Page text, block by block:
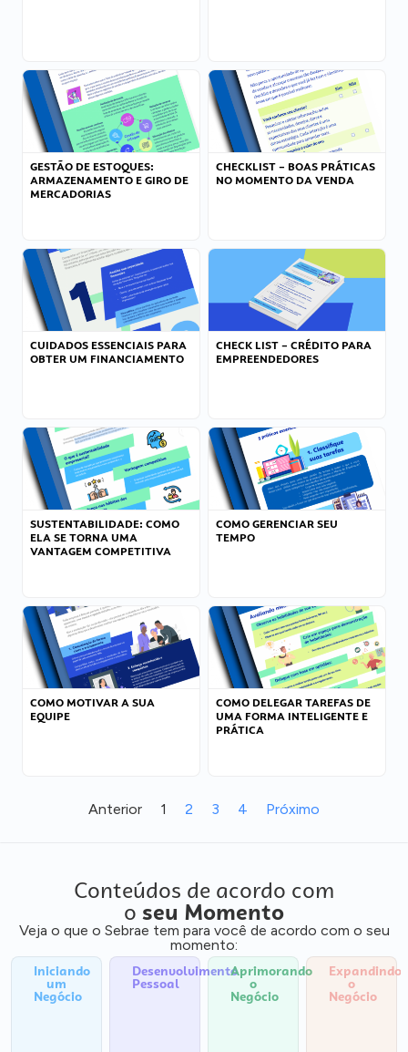
GESTÃO DE ESTOQUES:
ARMAZENAMENTO E GIRO DE
MERCADORIAS
CHECKLIST – BOAS PRÁTICAS
NO MOMENTO DA VENDA
CUIDADOS ESSENCIAIS PARA
OBTER UM FINANCIAMENTO
CHECK LIST – CRÉDITO PARA
EMPREENDEDORES
SUSTENTABILIDADE: COMO
ELA SE TORNA UMA
VANTAGEM COMPETITIVA
COMO GERENCIAR SEU
TEMPO
COMO MOTIVAR A SUA
EQUIPE
COMO DELEGAR TAREFAS DE
UMA FORMA INTELIGENTE E
PRÁTICA
Anterior 1 2 3 4 Próximo
Conteúdos de acordo com
o seu Momento
Veja o que o Sebrae tem para você de acordo com o seu
momento:
Iniciando
um
Negócio
Desenvolvimento
Pessoal
Aprimorando
o
Negócio
Expandindo
o
Negócio